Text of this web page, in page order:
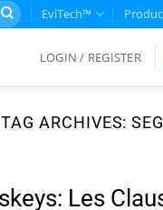
EviTech™
LOGIN / REGISTER
TAG ARCHIVES:
Les